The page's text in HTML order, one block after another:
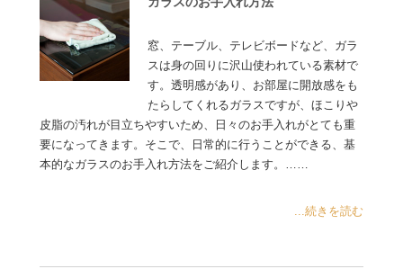
窓、テーブル、テレビボードなど、ガラ
スは身の回りに沢山使われている素材で
す。透明感があり、お部屋に開放感をも
たらしてくれるガラスですが、ほこりや
皮脂の汚れが目立ちやすいため、日々のお手入れがとても重
要になってきます。そこで、日常的に行うことができる、基
本的なガラスのお手入れ方法をご紹介します。……
...続きを読む